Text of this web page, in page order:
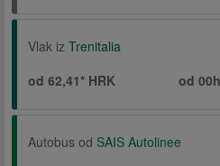
Vlak iz Trenitalia
od 62,41* HRK
od
Autobus od SAIS Autolinee